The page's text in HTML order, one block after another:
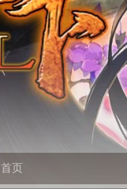
首页